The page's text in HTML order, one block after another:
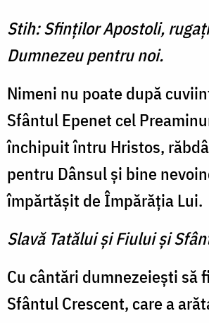
Stih: Sfinţilor Apostoli,
Dumnezeu pentru noi.
Nimeni nu poate după
Sfântul Epenet cel
închipuit întru Hristos,
pentru Dânsul şi bine
împărtăşit de Împărăţia Lui.
Slavă Tatălui şi Fiului şi
Cu cântări dumnezeieşti să
Sfântul Crescent, care a